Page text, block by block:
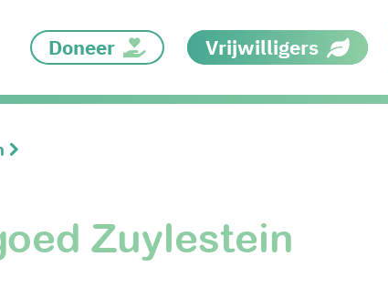
Doneer Vrijwilligers
Zuylestein